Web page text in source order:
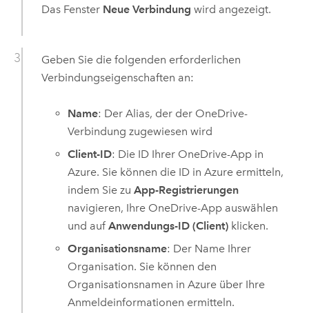
Das Fenster Neue Verbindung wird angezeigt.
Geben Sie die folgenden erforderlichen
Verbindungseigenschaften an:
Name: Der Alias, der der OneDrive-
Verbindung zugewiesen wird
Client-ID: Die ID Ihrer OneDrive-App in
Azure. Sie können die ID inAzure ermitteln,
indem Sie zuApp-Registrierungen
navigieren, Ihre OneDrive-App auswählen
und aufAnwendungs-ID (Client) klicken.
Organisationsname: Der Name Ihrer
Organisation. Sie können den
Organisationsnamen inAzure über Ihre
Anmeldeinformationen ermitteln.